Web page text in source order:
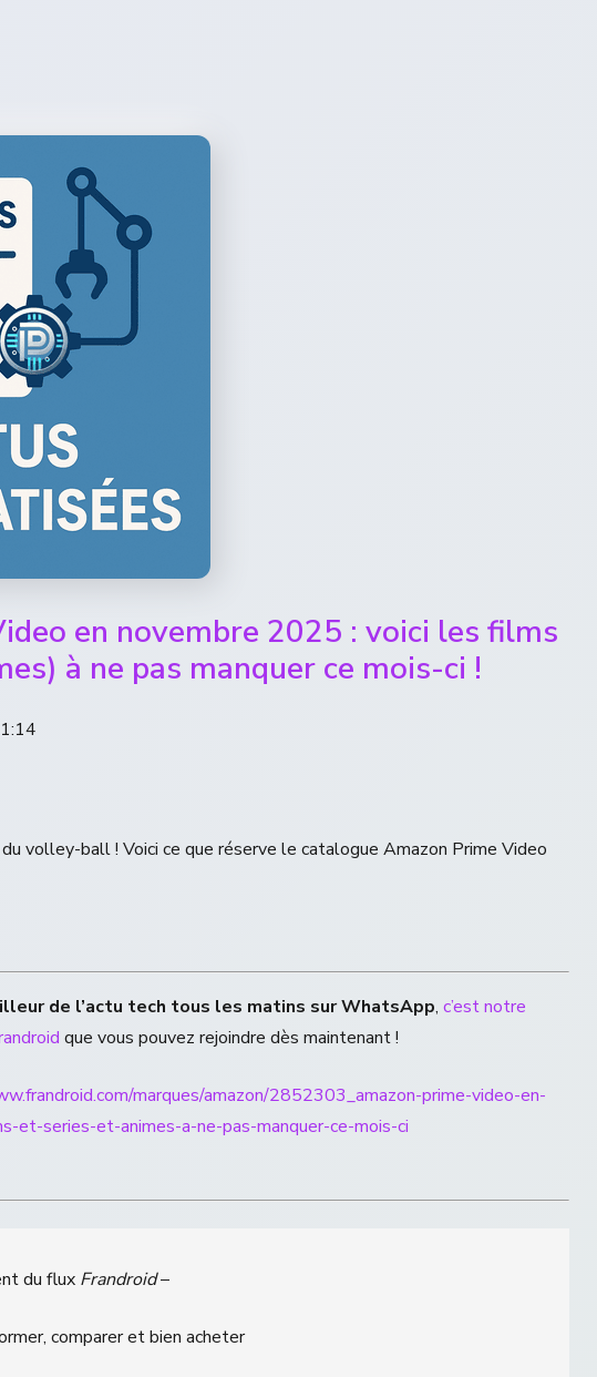
en novembre 2025 : voici les films
à ne pas manquer ce mois-ci !
du volley-ball ! Voici ce que réserve le catalogue Amazon Prime Video
de l’actu tech tous les matins sur WhatsApp, c’est notre
que vous pouvez rejoindre dès maintenant !
marques/amazon/2852303_amazon-prime-video-en-
et-series-et-animes-a-ne-pas-manquer-ce-mois-ci
du flux Frandroid–
comparer et bien acheter